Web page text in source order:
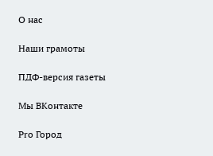
О нас
Наши грамоты
ПДФ-версия газеты
Мы ВКонтакте
Pro Город